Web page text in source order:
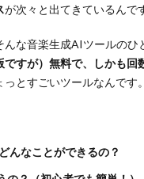
が次々と出てきているんで
んな音楽生成AIツールのひ
ですが）無料で、しかも回
とすごいツールなんです。
んなことができるの？